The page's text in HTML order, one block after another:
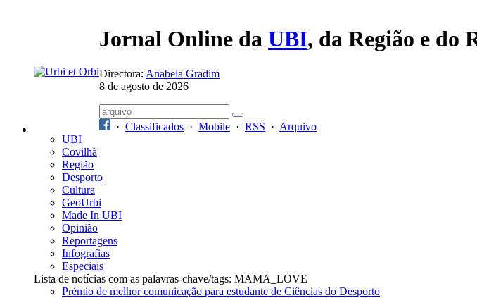
Jornal Online da UBI, da Região e do
Directora: Anabela Gradim
8 de agosto de 2026
· Classificados · Mobile · RSS · Arquivo
UBI
Covilhã
Região
Desporto
Cultura
GeoUrbi
Made In UBI
Opinião
Reportagens
Infografias
Especiais
Lista de notícias com as palavras-chave/tags: MAMA_LOVE
Prémio de melhor comunicação para estudante de Ciências do Desporto